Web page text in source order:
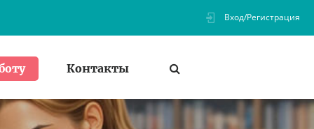
Вход/Регистрация
Контакты